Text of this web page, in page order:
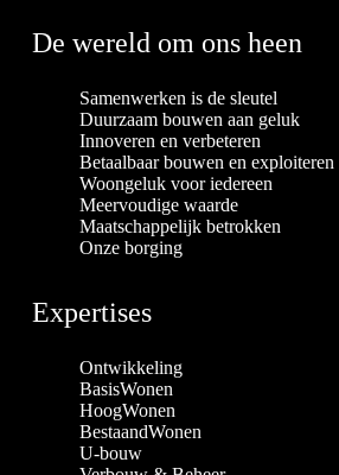
De wereld om ons heen
Samenwerken is de sleutel
Duurzaam bouwen aan geluk
Innoveren en verbeteren
Betaalbaar bouwen en exploiteren
Woongeluk voor iedereen
Meervoudige waarde
Maatschappelijk betrokken
Onze borging
Expertises
Ontwikkeling
BasisWonen
HoogWonen
BestaandWonen
U-bouw